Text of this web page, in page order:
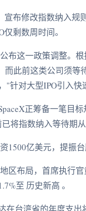
宣布修改指数纳入
剩数周时间。
布这一政策调整。
而此前这类公司须
"针对大型IPO引入
正筹备一笔目
将指数纳入等待期
1500亿美元，提振台
区布局，首席执行
至 历史新高 。
在台湾省的年度支